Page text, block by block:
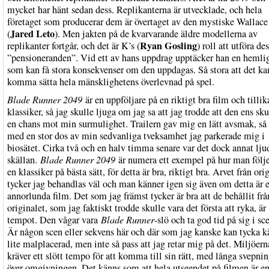
mycket har hänt sedan dess. Replikanterna är utvecklade, och hela
företaget som producerar dem är övertaget av den mystiske Wallace
(Jared Leto). Men jakten på de kvarvarande äldre modellerna av
replikanter fortgår, och det är K’s (Ryan Gosling) roll att utföra
”pensioneranden”. Vid ett av hans uppdrag upptäcker han en
som kan få stora konsekvenser om den uppdagas. Så stora att det
komma sätta hela mänsklighetens överlevnad på spel.
Blade Runner 2049 är en uppföljare på en riktigt bra film och
klassiker, så jag skulle ljuga om jag sa att jag trodde att den ens
en chans mot min surmulighet. Trailern gav mig en lätt avsmak, så
med en stor dos av min sedvanliga tveksamhet jag parkerade mig i
biosätet. Cirka två och en halv timma senare var det dock annat
skällan. Blade Runner 2049 är numera ett exempel på hur man
en klassiker på bästa sätt, för detta är bra, riktigt bra. Arvet från
tycker jag behandlas väl och man känner igen sig även om detta är
annorlunda film. Det som jag främst tycker är bra att de behållit
originalet, som jag faktiskt trodde skulle vara det första att ryka, är
tempot. Den vågar vara Blade Runner-slö och ta god tid på sig i
Är någon scen eller sekvens här och där som jag kanske kan tycka
lite malplacerad, men inte så pass att jag retar mig på det.
kräver ett slött tempo för att komma till sin rätt, med långa